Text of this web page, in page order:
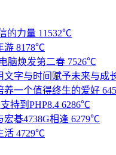
的力量 11532℃
游 8178℃
脑焕发第二春 7526℃
文字与时间赋予未来与成
养一个值得终生的爱好
持到PHP8.4 6286℃
碁4738G相逢 6279℃
活 4729℃